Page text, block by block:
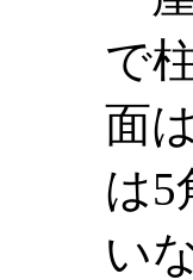
で
面
は5
い